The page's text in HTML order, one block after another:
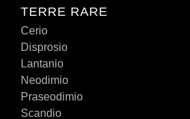
TERRE RARE
Cerio
Disprosio
Lantanio
Neodimio
Praseodimio
Scandio